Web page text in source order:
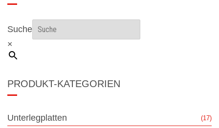
Suche
×
PRODUKT-KATEGORIEN
Unterlegplatten (17)